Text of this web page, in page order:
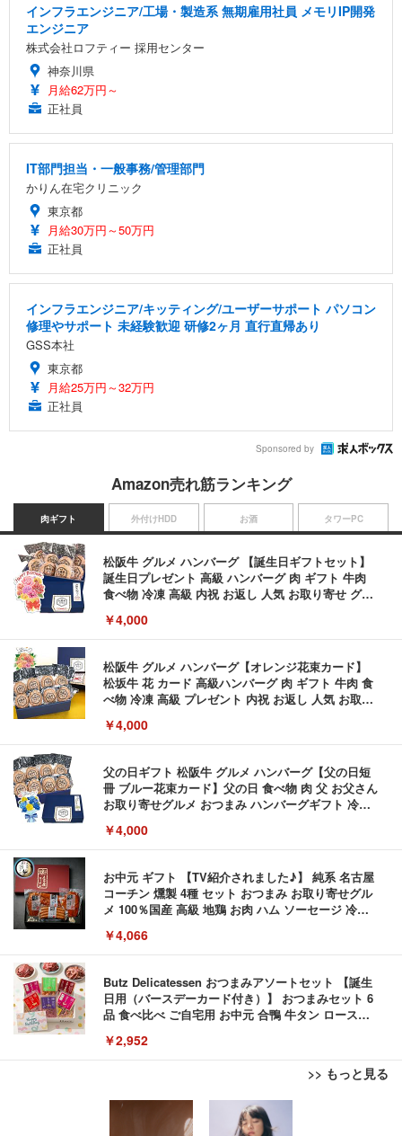
インフラエンジニア/工場・製造系 無期雇用社員 メモリIP開発
エンジニア
株式会社ロフティー 採用センター
神奈川県
月給62万円～
正社員
IT部門担当・一般事務/管理部門
かりん在宅クリニック
東京都
月給30万円～50万円
正社員
インフラエンジニア/キッティング/ユーザーサポート パソコン
修理やサポート 未経験歓迎 研修2ヶ月 直行直帰あり
GSS本社
東京都
月給25万円～32万円
正社員
Sponsored by
Amazon売れ筋ランキング
肉ギフト
松阪牛 グルメ ハンバーグ 【誕生日ギフトセット】
誕生日プレゼント 高級 ハンバーグ 肉 ギフト 牛肉
食べ物 冷凍 高級 内祝 お返し 人気 お取り寄せ グル
￥4,000
松阪牛 グルメ ハンバーグ【オレンジ花束カード】
松坂牛 花 カード 高級ハンバーグ 肉 ギフト 牛肉 食
べ物 冷凍 高級 プレゼント 内祝 お返し 人気 お取り
￥4,000
父の日ギフト 松阪牛 グルメ ハンバーグ【父の日短
冊 ブルー花束カード】父の日 食べ物 肉 父 お父さん
お取り寄せグルメ おつまみ ハンバーグギフト 冷凍
￥4,000
お中元 ギフト 【TV紹介されました♪】 純系 名古屋
コーチン 燻製 4種 セット おつまみ お取り寄せグル
メ 100％国産 高級 地鶏 お肉 ハム ソーセージ 冷凍
B-R
￥4,066
Butz Delicatessen おつまみアソートセット 【誕生
日用（バースデーカード付き）】 おつまみセット 6
品 食べ比べ ご自宅用 お中元 合鴨 牛タン ロースト
お取り寄せ 肉 国産 ビール オードブル 3000円
￥2,952
>> もっと見る
外付けHDD
外付けHDD 3TB ポータブルハードディスク USB3.0/
お酒
ブラックニッカ ニッカ Nikka ウィスキー4000ml ブ
ラックニッカクリア ウヰスキー 【日本 アサヒ ウィ
タワーPC
TITAN GAMING 【メーカー保証1年】【850W GOL
D電源搭載】 ゲーミングPC デスクトップパソコン